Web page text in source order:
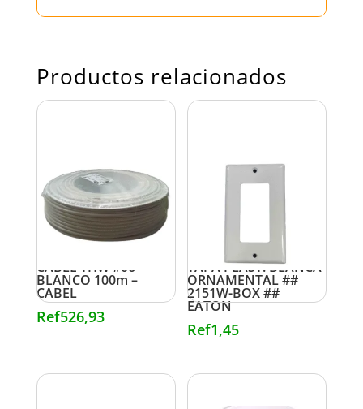
Productos relacionados
CABLE THW #06
BLANCO 100m –
CABEL
Ref526,93
TAPA PLAST. BLANCA
ORNAMENTAL ##
2151W-BOX ##
EATON
Ref1,45